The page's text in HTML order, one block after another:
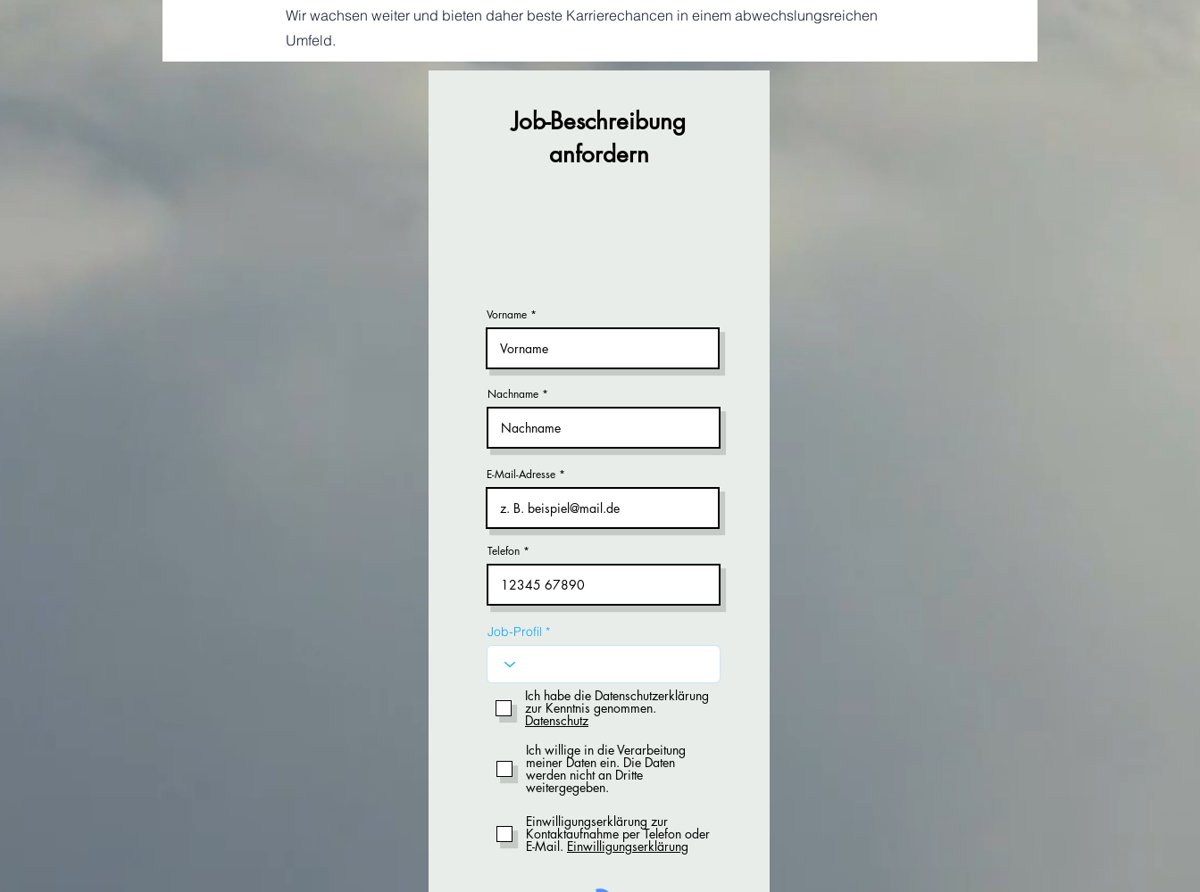
Wir wachsen weiter und bieten daher beste Karrierechancen in einem abwechslungsreichen
Umfeld.
Job-Beschreibung
anfordern
Vorname
Nachname
E-Mail-Adresse
Telefon
Job-Profil
Ich habe die Datenschutzerklärung
zur Kenntnis genommen.
Datenschutz
Ich willige in die Verarbeitung
meiner Daten ein. Die Daten
werden nicht an Dritte
weitergegeben.
Einwilligungserklärung zur
Kontaktaufnahme per Telefon oder
E-Mail. Einwilligungserklärung